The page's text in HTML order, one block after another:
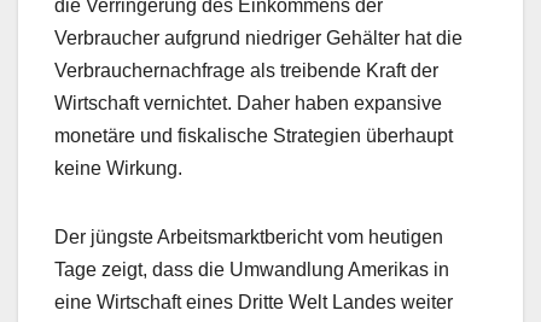
die Verringerung des Einkommens der
Verbraucher aufgrund niedriger Gehälter hat die
Verbrauchernachfrage als treibende Kraft der
Wirtschaft vernichtet. Daher haben expansive
monetäre und fiskalische Strategien überhaupt
keine Wirkung.
Der jüngste Arbeitsmarktbericht vom heutigen
Tage zeigt, dass die Umwandlung Amerikas in
eine Wirtschaft eines Dritte Welt Landes weiter